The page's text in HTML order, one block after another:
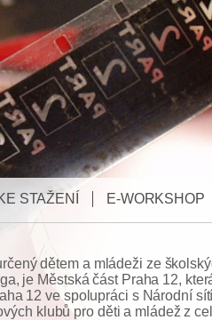
STAŽENÍ E-WORKSHOP
dětem a mládeži ze
je Městská část Praha 12,
12 ve spolupráci s Národní
klubů pro děti a mládež z